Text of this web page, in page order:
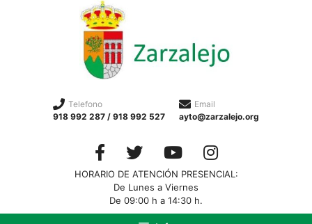
Telefono
918 992 287 / 918 992 527
Email
ayto@zarzalejo.org
HORARIO DE ATENCIÓN PRESENCIAL:
De Lunes a Viernes
De 09:00 h a 14:30 h.